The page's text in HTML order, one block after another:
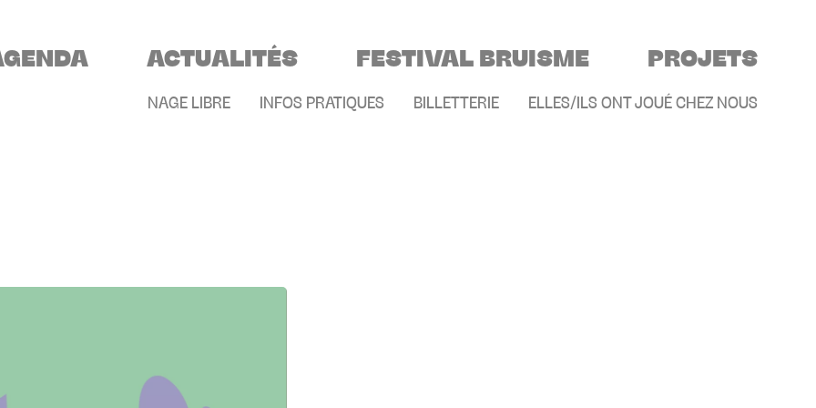
PRINCIPALE
ACTUALITÉS FESTIVAL BRUISME PROJETS
MENU SECONDAIRE
NAGE LIBRE INFOS PRATIQUES BILLETTERIE ELLES/ILS ONT JOUÉ CHEZ NOUS